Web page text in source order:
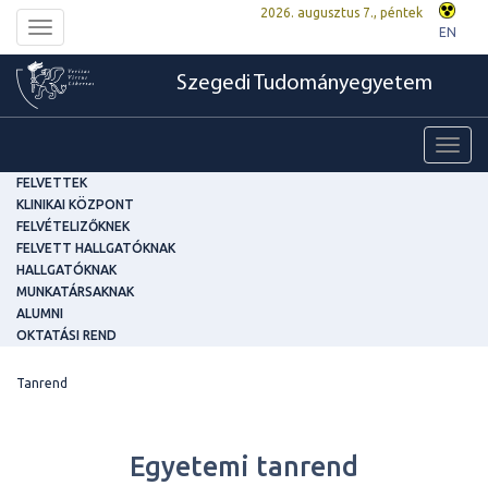
Toggle
navigation
2026. augusztus 7., péntek
EN
Szegedi Tudományegyetem
FELVETTEK
KLINIKAI KÖZPONT
FELVÉTELIZŐKNEK
FELVETT HALLGATÓKNAK
HALLGATÓKNAK
MUNKATÁRSAKNAK
ALUMNI
OKTATÁSI REND
Tanrend
Egyetemi tanrend